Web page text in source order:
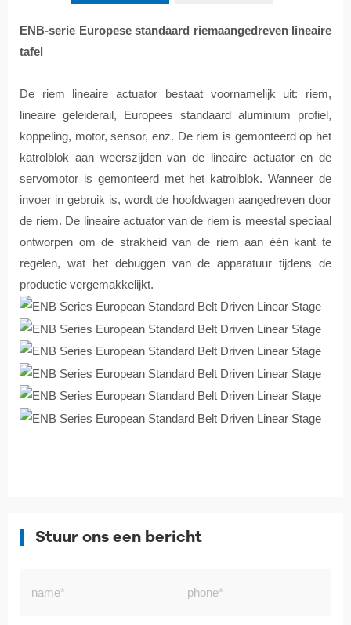
ENB-serie Europese standaard riemaangedreven lineaire
tafel
De riem lineaire actuator bestaat voornamelijk uit: riem,
lineaire geleiderail, Europees standaard aluminium profiel,
koppeling, motor, sensor, enz. De riem is gemonteerd op het
katrolblok aan weerszijden van de lineaire actuator en de
servomotor is gemonteerd met het katrolblok. Wanneer de
invoer in gebruik is, wordt de hoofdwagen aangedreven door
de riem. De lineaire actuator van de riem is meestal speciaal
ontworpen om de strakheid van de riem aan één kant te
regelen, wat het debuggen van de apparatuur tijdens de
productie vergemakkelijkt.
Stuur ons een bericht